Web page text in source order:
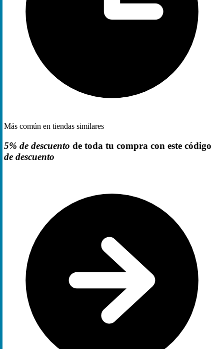
Más común en tiendas similares
5% de descuento de toda tu compra con este código
de descuento